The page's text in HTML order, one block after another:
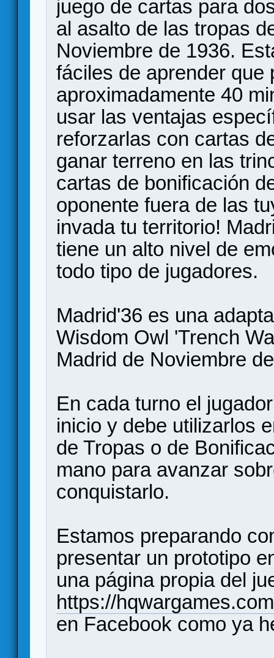
juego de cartas para
al asalto de las tropas
Noviembre de 1936.
fáciles de aprender que
aproximadamente 40
usar las ventajas
reforzarlas con cartas
ganar terreno en las
cartas de bonificación
oponente fuera de las
invada tu territorio!
tiene un alto nivel de
todo tipo de jugadores.
Madrid'36 es una
Wisdom Owl 'Trench
Madrid de Noviembre
En cada turno el
inicio y debe utilizarlos
de Tropas o de
mano para avanzar
conquistarlo.
Estamos preparando
presentar un prototipo
una página propia del
https://hqwargames.com
en Facebook como ya